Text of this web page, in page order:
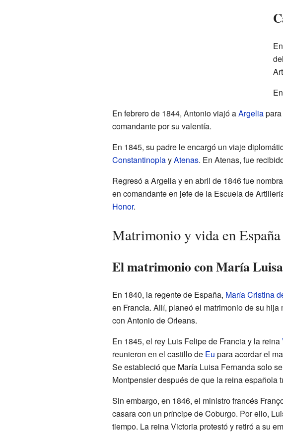
En febrero de 1844, Antonio viajó aArgeliapara
comandante por su valentía.
En 1845, su padre le encargó un viaje
ConstantinoplayAtenas. En Atenas, fue
Regresó a Argelia y en abril de 1846 fue
en comandante en jefe de la Escuela de
Honor.
Matrimonio y vida en España
El matrimonio con María
En 1840, la regente de España, María Cristina
en Francia. Allí, planeó el matrimonio de su hija
con Antonio de Orleans.
En 1845, el rey Luis Felipe de Francia y la reina
reunieron en el castillo de Eu para acordar el
Se estableció que María Luisa Fernanda solo
Montpensier después de que la reina española
Sin embargo, en 1846, el ministro francés
casara con un príncipe de Coburgo. Por ello,
tiempo. La reina Victoria protestó y retiró a su